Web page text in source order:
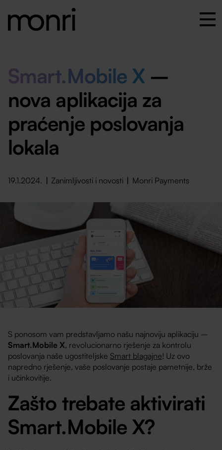
Smart.Mobile X –
nova aplikacija za
praćenje poslovanja
lokala
19.1.2024. Zanimljivosti i novosti Monri Payments
S ponosom vam predstavljamo našu najnoviju aplikaciju –
Smart.Mobile X, revolucionarno rješenje za kontrolu
poslovanja naše ugostiteljske Smart blagajne! Uz ovo
napredno rješenje, vaše poslovanje postaje pametnije, brže
i učinkovitije.
Zašto trebate aktivirati
Smart.Mobile X?